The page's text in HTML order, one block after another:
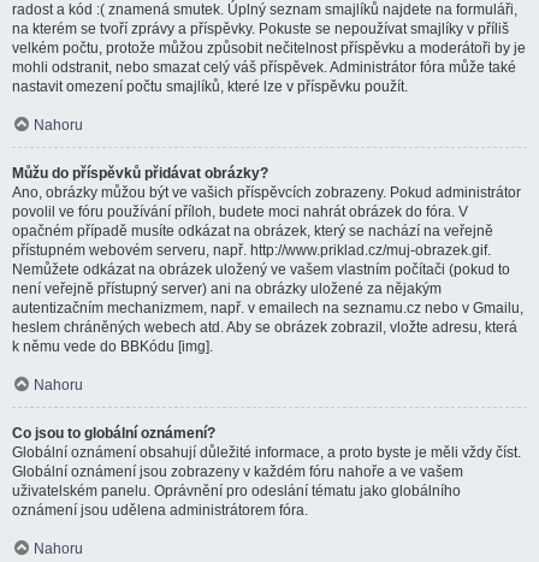
radost a kód :( znamená smutek. Úplný seznam smajlíků najdete na formuláři,
na kterém se tvoří zprávy a příspěvky. Pokuste se nepoužívat smajlíky v příliš
velkém počtu, protože můžou způsobit nečitelnost příspěvku a moderátoři by je
mohli odstranit, nebo smazat celý váš příspěvek. Administrátor fóra může také
nastavit omezení počtu smajlíků, které lze v příspěvku použít.
Nahoru
Můžu do příspěvků přidávat obrázky?
Ano, obrázky můžou být ve vašich příspěvcích zobrazeny. Pokud administrátor
povolil ve fóru používání příloh, budete moci nahrát obrázek do fóra. V
opačném případě musíte odkázat na obrázek, který se nachází na veřejně
přístupném webovém serveru, např. http://www.priklad.cz/muj-obrazek.gif.
Nemůžete odkázat na obrázek uložený ve vašem vlastním počítači (pokud to
není veřejně přístupný server) ani na obrázky uložené za nějakým
autentizačním mechanizmem, např. v emailech na seznamu.cz nebo v Gmailu,
heslem chráněných webech atd. Aby se obrázek zobrazil, vložte adresu, která
k němu vede do BBKódu [img].
Nahoru
Co jsou to globální oznámení?
Globální oznámení obsahují důležité informace, a proto byste je měli vždy číst.
Globální oznámení jsou zobrazeny v každém fóru nahoře a ve vašem
uživatelském panelu. Oprávnění pro odeslání tématu jako globálního
oznámení jsou udělena administrátorem fóra.
Nahoru